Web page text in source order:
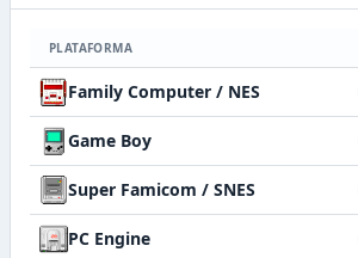
PLATAFORMA
Family Computer / NES
Game Boy
Super Famicom / SNES
PC Engine